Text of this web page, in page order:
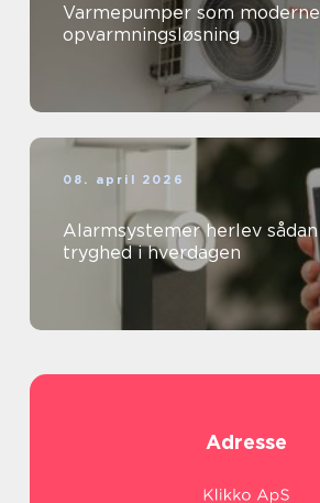
Varmepumper som moderne
opvarmningsløsning
08. april 2026
Alarmsystemer herlev sådan skaber du
tryghed i hverdagen
Adresse